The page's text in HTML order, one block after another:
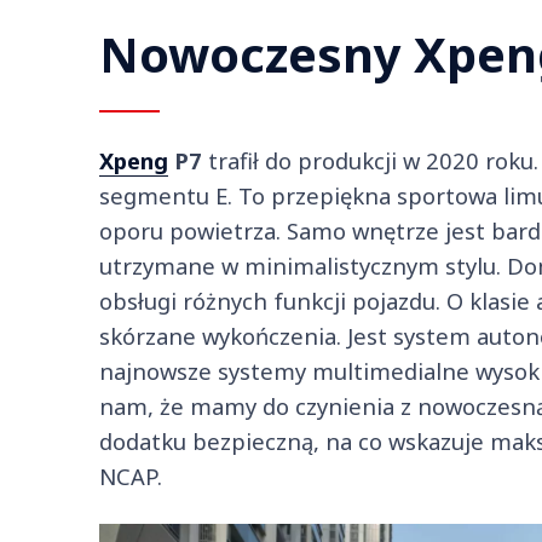
Nowoczesny
Xpeng P7 trafił do produkcji w 2020
segmentu E. To przepiękna sportowa
oporu powietrza. Samo wnętrze jest
utrzymane w minimalistycznym stylu.
obsługi różnych funkcji pojazdu. O
skórzane wykończenia. Jest system
najnowsze systemy multimedialne
nam, że mamy do czynienia z
dodatku bezpieczną, na co wskazuje
NCAP.